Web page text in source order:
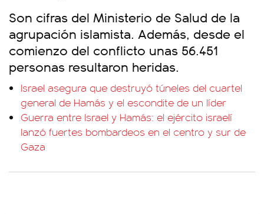
Son cifras del Ministerio de Salud de la
agrupación islamista. Además, desde el
comienzo del conflicto unas 56.451
personas resultaron heridas.
Israel asegura que destruyó túneles del cuartel
general de Hamás y el escondite de un líder
Guerra entre Israel y Hamás: el ejército israelí
lanzó fuertes bombardeos en el centro y sur de
Gaza